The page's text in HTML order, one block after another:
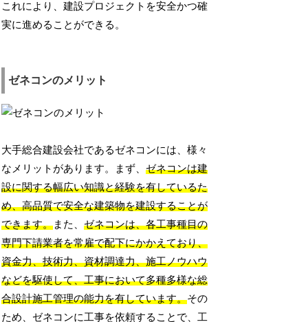
これにより、建設プロジェクトを安全かつ確
実に進めることができる。
ゼネコンのメリット
大手総合建設会社であるゼネコンには、様々
なメリットがあります。まず、ゼネコンは建
設に関する幅広い知識と経験を有しているた
め、高品質で安全な建築物を建設することが
できます。また、ゼネコンは、各工事種目の
専門下請業者を常雇で配下にかかえており、
資金力、技術力、資材調達力、施工ノウハウ
などを駆使して、工事において多種多様な総
合設計施工管理の能力を有しています。その
ため、ゼネコンに工事を依頼することで、工